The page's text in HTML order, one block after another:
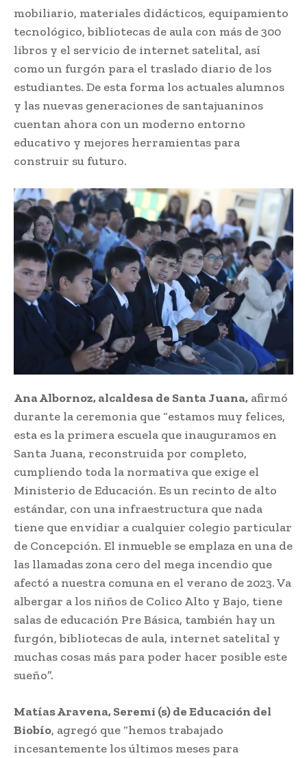
mobiliario, materiales didácticos, equipamiento
tecnológico, bibliotecas de aula con más de 300
libros y el servicio de internet satelital, así
como un furgón para el traslado diario de los
estudiantes. De esta forma los actuales alumnos
y las nuevas generaciones de santajuaninos
cuentan ahora con un moderno entorno
educativo y mejores herramientas para
construir su futuro.
Ana Albornoz, alcaldesa de Santa Juana, afirmó
durante la ceremonia que “estamos muy felices,
esta es la primera escuela que inauguramos en
Santa Juana, reconstruida por completo,
cumpliendo toda la normativa que exige el
Ministerio de Educación. Es un recinto de alto
estándar, con una infraestructura que nada
tiene que envidiar a cualquier colegio particular
de Concepción. El inmueble se emplaza en una de
las llamadas zona cero del mega incendio que
afectó a nuestra comuna en el verano de 2023. Va
albergar a los niños de Colico Alto y Bajo, tiene
salas de educación Pre Básica, también hay un
furgón, bibliotecas de aula, internet satelital y
muchas cosas más para poder hacer posible este
sueño”.
Matías Aravena, Seremi (s) de Educación del
Biobío, agregó que “hemos trabajado
incesantemente los últimos meses para